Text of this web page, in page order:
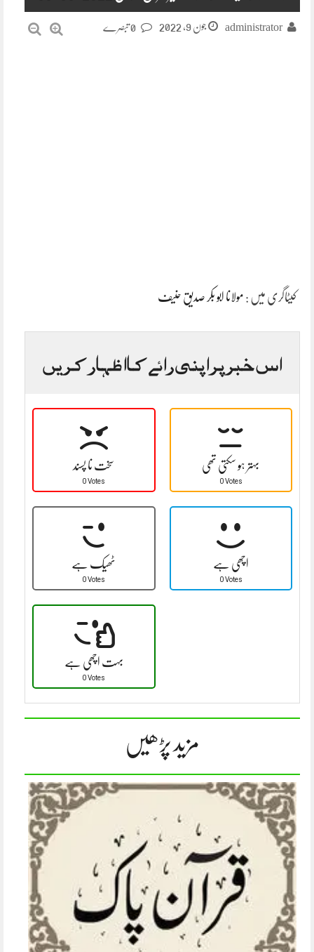
administrator جون 9, 2022
کیٹاگری میں : مولانا ابو بکر صدیق حنیف
اس خبر پر اپنی رائے کا اظہار کریں
سخت نا پسند
0 Votes
بہتر ہو سکتی تھی
0 Votes
ٹھیک ہے
0 Votes
اچھی ہے
0 Votes
بہت اچھی ہے
0 Votes
مزید پڑھیں